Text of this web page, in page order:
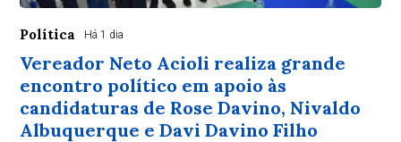
Política Há 1 dia
Vereador Neto Acioli realiza grande
encontro político em apoio às
candidaturas de Rose Davino, Nivaldo
Albuquerque e Davi Davino Filho